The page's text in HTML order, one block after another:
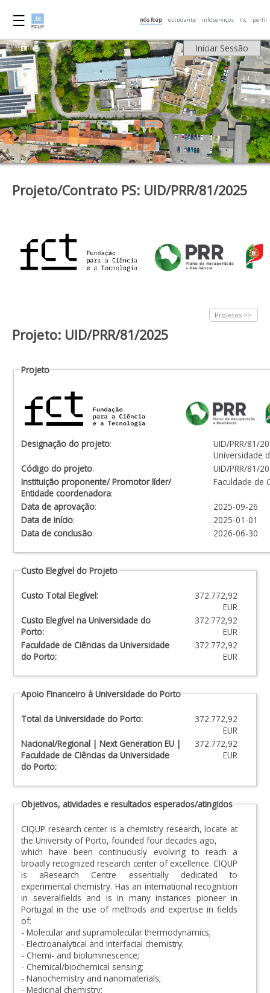
nós fcup estudante infoserviços tic perfil
Iniciar Sessão
Projeto/Contrato PS: UID/PRR/81/2025
Projetos >>
Projeto: UID/PRR/81/2025
Projeto
Designação do projeto:
UID/PRR/81/
Universidade
Código do projeto:
UID/PRR/81/
Instituição proponente/ Promotor líder/
Entidade coordenadora:
Faculdade de
Data de aprovação:
2025-09-26
Data de início:
2025-01-01
Data de conclusão: 2026-06-30
Custo Elegível do Projeto
Custo Total Elegível:
372.772,92
EUR
Custo Elegível na Universidade do
Porto:
372.772,92
EUR
Faculdade de Ciências da Universidade
do Porto:
372.772,92
EUR
Apoio Financeiro à Universidade do Porto
Total da Universidade do Porto:
372.772,92
EUR
Nacional/Regional | Next Generation EU |
Faculdade de Ciências da Universidade
do Porto:
372.772,92
EUR
Objetivos, atividades e resultados esperados/atingidos
CIQUP research center is a chemistry research, locate at
the University of Porto, founded four decades ago,
which have been continuously evolving to reach a
broadly recognized research center of excellence. CIQUP
is aResearch Centre essentially dedicated to
experimental chemistry. Has an international recognition
in severalfields and is in many instances pioneer in
Portugal in the use of methods and expertise in fields
of:
- Molecular and supramolecular thermodynamics;
- Electroanalytical and interfacial chemistry;
- Chemi- and bioluminescence;
- Chemical/biochemical sensing;
- Nanochemistry and nanomaterials;
- Medicinal chemistry;